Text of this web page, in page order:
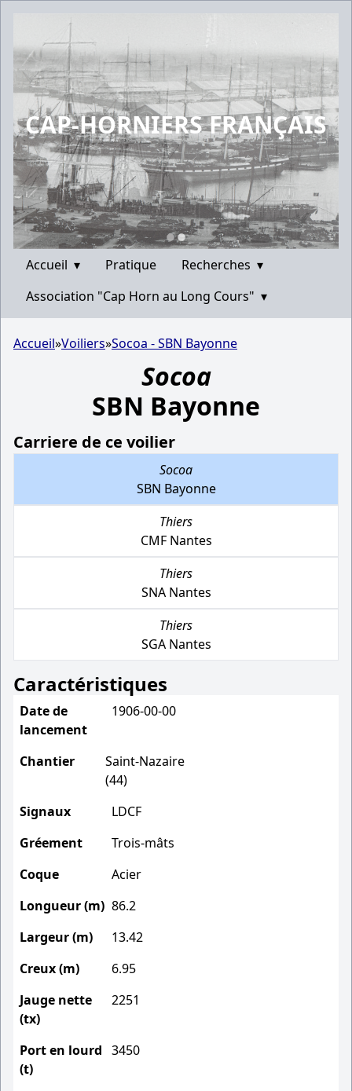
CAP-HORNIERS FRANÇAIS
Accueil ▾ Pratique Recherches ▾
Association "Cap Horn au Long Cours" ▾
Accueil»Voiliers»Socoa - SBN Bayonne
Socoa
SBN Bayonne
Carriere de ce voilier
Socoa
SBN Bayonne
Thiers
CMF Nantes
Thiers
SNA Nantes
Thiers
SGA Nantes
Caractéristiques
Date de
lancement
1906-00-00
Chantier
Saint-Nazaire
(44)
Signaux
LDCF
Gréement
Trois-mâts
Coque
Acier
Longueur (m) 86.2
Largeur (m)
13.42
Creux (m)
6.95
Jauge nette
(tx)
2251
Port en lourd
(t)
3450